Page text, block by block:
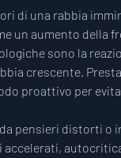
di una rabbia
un aumento della
sono la
crescente.
proattivo per
pensieri distorti o